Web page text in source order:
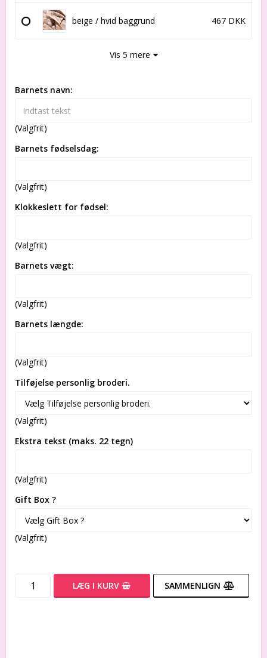
beige / hvid baggrund 467 DKK
Vis 5 mere
Barnets navn:
(Valgfrit)
Barnets fødselsdag:
(Valgfrit)
Klokkeslett for fødsel:
(Valgfrit)
Barnets vægt:
(Valgfrit)
Barnets længde:
(Valgfrit)
Tilføjelse personlig broderi.
(Valgfrit)
Ekstra tekst (maks. 22 tegn)
(Valgfrit)
Gift Box ?
(Valgfrit)
LÆG I KURV SAMMENLIGN